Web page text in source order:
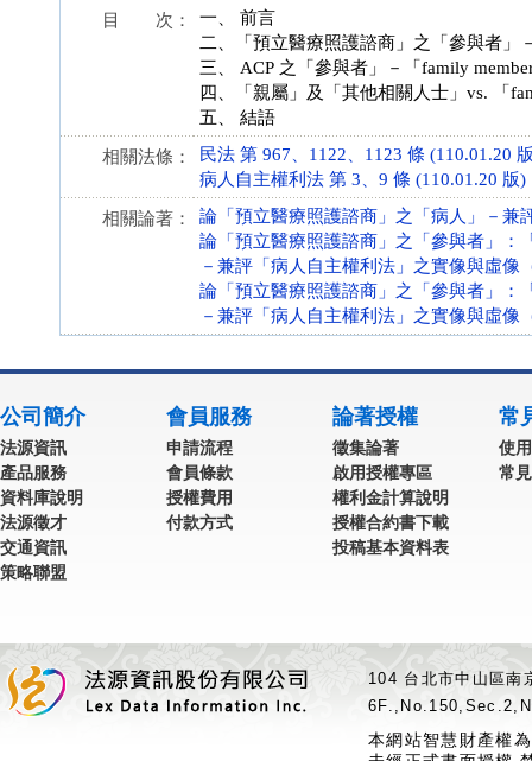
目 次：
一、 前言
二、「預立醫療照護諮商」之「參與者」
三、 ACP 之「參與者」－「family
四、「親屬」及「其他相關人士」vs. 「
五、 結語
相關法條：
民法 第 967、1122、1123 條 (110.01.20
病人自主權利法 第 3、9 條 (110.01.20 版)
相關論著：
論「預立醫療照護諮商」之「病人」－兼
論「預立醫療照護諮商」之「參與者」：
－兼評「病人自主權利法」之實像與虛像
論「預立醫療照護諮商」之「參與者」：
－兼評「病人自主權利法」之實像與虛像
公司簡介
法源資訊
產品服務
資料庫說明
法源徵才
交通資訊
策略聯盟
會員服務
申請流程
會員條款
授權費用
付款方式
論著授權
徵集論著
啟用授權專區
權利金計算說明
授權合約書下載
投稿基本資料表
常
使
常
104 台北市中山區
本網站智慧財產權